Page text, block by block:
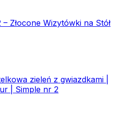
Złocone Wizytówki na Stół
zieleń z gwiazdkami |
| Simple nr 2